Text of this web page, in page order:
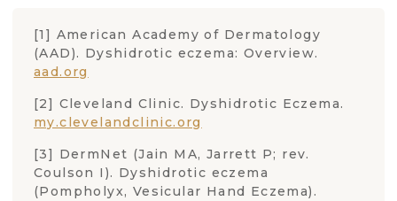
[1] American Academy of Dermatology
(AAD). Dyshidrotic eczema: Overview.
aad.org
[2] Cleveland Clinic. Dyshidrotic Eczema.
my.clevelandclinic.org
[3] DermNet (Jain MA, Jarrett P; rev.
Coulson I). Dyshidrotic eczema
(Pompholyx, Vesicular Hand Eczema).